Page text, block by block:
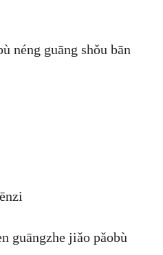
néng guāng shǒu bān
guāngzhe jiǎo pǎobù